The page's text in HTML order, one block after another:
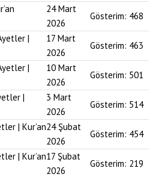
24 Mart
2026
Gösterim: 468
|
17 Mart
2026
Gösterim: 463
|
10 Mart
2026
Gösterim: 501
|
3 Mart
2026
Gösterim: 514
| Kur’an24 Şubat
2026
Gösterim: 454
| Kur’an17 Şubat
2026
Gösterim: 219